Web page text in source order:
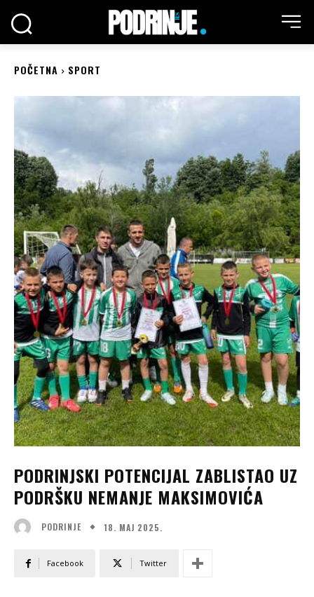
POČETNA SPORT
PODRINJSKI POTENCIJAL ZABLISTAO UZ
PODRŠKU NEMANJE MAKSIMOVIĆA
PODRINJE 18. МАЈ 2025.
Facebook Twitter